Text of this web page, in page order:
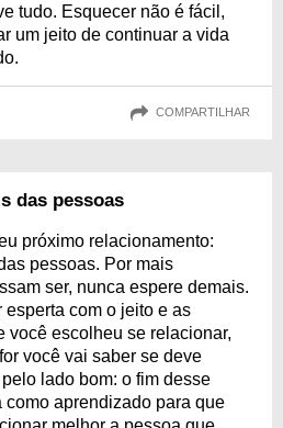
tudo. Esquecer não é fácil,
um jeito de continuar a vida
COMPARTILHAR
das pessoas
próximo relacionamento:
pessoas. Por mais
ser, nunca espere demais.
esperta com o jeito e as
você escolheu se relacionar,
você vai saber se deve
lado bom: o fim desse
como aprendizado para que